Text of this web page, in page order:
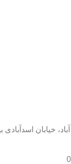
خیابان اسدآبادی